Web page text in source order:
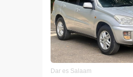
Dar es Salaam